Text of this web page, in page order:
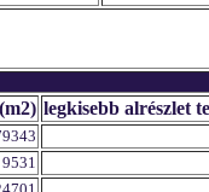
legkisebb alrészlet
9531